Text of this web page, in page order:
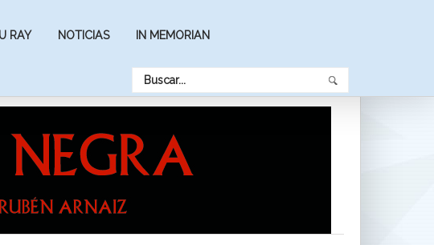
RAY NOTICIAS IN MEMORIAN